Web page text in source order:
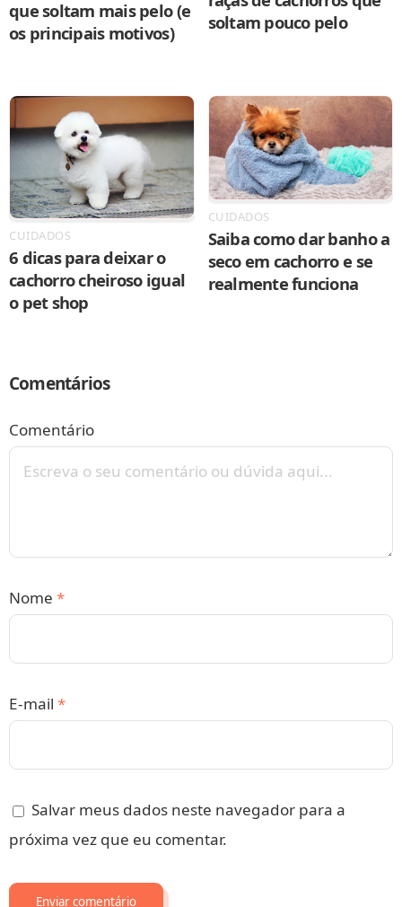
que soltam mais pelo (e
os principais motivos)
soltam pouco pelo
CUIDADOS
6 dicas para deixar o
cachorro cheiroso igual
o pet shop
CUIDADOS
Saiba como dar banho a
seco em cachorro e se
realmente funciona
Comentários
Comentário
Nome *
E-mail *
Salvar meus dados neste navegador para a
próxima vez que eu comentar.